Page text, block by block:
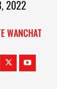
2022
WANCHAT